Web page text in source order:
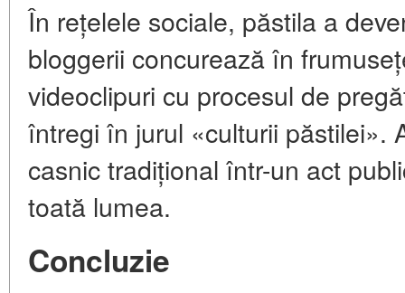
În rețelele sociale, păstila a
bloggerii concurează în
videoclipuri cu procesul de
întregi în jurul «culturii păstilei».
casnic tradițional într-un act
toată lumea.
Concluzie